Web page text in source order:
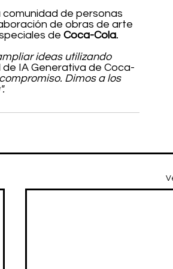
comunidad de personas
de obras de arte
de Coca-Cola.
ideas utilizando
IA Generativa de Coca-
Dimos a los